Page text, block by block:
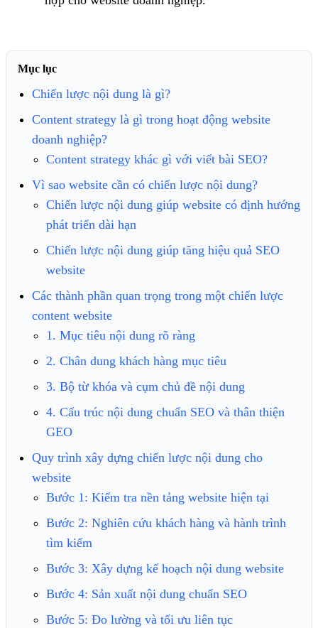
Mục lục
Chiến lược nội dung là gì?
Content strategy là gì trong hoạt động website
doanh nghiệp?
Content strategy khác gì với viết bài SEO?
Vì sao website cần có chiến lược nội dung?
Chiến lược nội dung giúp website có định hướng
phát triển dài hạn
Chiến lược nội dung giúp tăng hiệu quả SEO
website
Các thành phần quan trọng trong một chiến lược
content website
1. Mục tiêu nội dung rõ ràng
2. Chân dung khách hàng mục tiêu
3. Bộ từ khóa và cụm chủ đề nội dung
4. Cấu trúc nội dung chuẩn SEO và thân thiện
GEO
Quy trình xây dựng chiến lược nội dung cho
website
Bước 1: Kiểm tra nền tảng website hiện tại
Bước 2: Nghiên cứu khách hàng và hành trình
tìm kiếm
Bước 3: Xây dựng kế hoạch nội dung website
Bước 4: Sản xuất nội dung chuẩn SEO
Bước 5: Đo lường và tối ưu liên tục